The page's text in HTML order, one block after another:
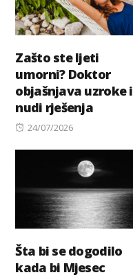
Zašto ste ljeti
umorni? Doktor
objašnjava uzroke i
nudi rješenja
Posted
24/07/2026
Šta bi se dogodilo
kada bi Mjesec